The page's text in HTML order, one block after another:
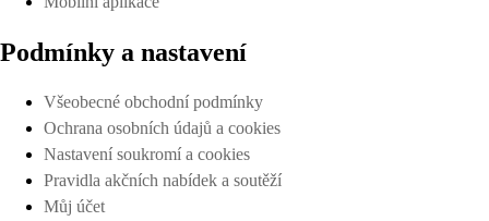
Podmínky a nastavení
Všeobecné obchodní podmínky
Ochrana osobních údajů a cookies
Nastavení soukromí a cookies
Pravidla akčních nabídek a soutěží
Můj účet